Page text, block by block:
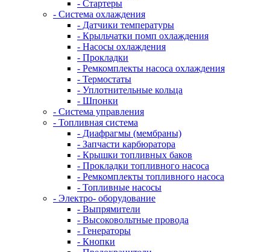
- Стартеры
- Система охлаждения
- Датчики температуры
- Крыльчатки помп охлаждения
- Насосы охлаждения
- Прокладки
- Ремкомплекты насоса охлаждения
- Термостаты
- Уплотнительные кольца
- Шпонки
- Система управления
- Топливная система
- Диафрагмы (мембраны)
- Запчасти карбюратора
- Крышки топливных баков
- Прокладки топливного насоса
- Ремкомплекты топливного насоса
- Топливные насосы
- Электро- оборудование
- Выпрямители
- Высоковольтные провода
- Генераторы
- Кнопки